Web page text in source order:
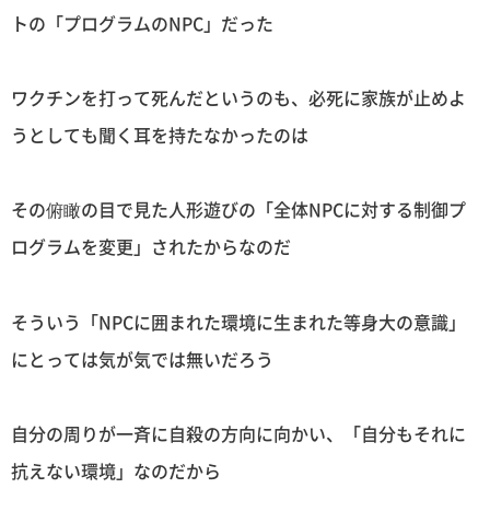
トの「プログラムのNPC」だった
ワクチンを打って死んだというのも、必死に家族が止めよ
うとしても聞く耳を持たなかったのは
その俯瞰の目で見た人形遊びの「全体NPCに対する制御プ
ログラムを変更」されたからなのだ
そういう「NPCに囲まれた環境に生まれた等身大の意識」
にとっては気が気では無いだろう
自分の周りが一斉に自殺の方向に向かい、「自分もそれに
抗えない環境」なのだから